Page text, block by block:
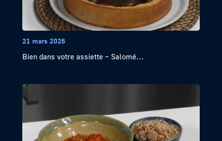
21 mars 2026
Bien dans votre assiette – Salomé...